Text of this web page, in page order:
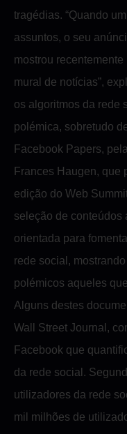
tragédias. “Quando
assuntos, o seu
mostrou
mural de notícias”,
os algoritmos da rede
polémica, sobretudo
Facebook Papers,
Frances Haugen, que
edição do Web
seleção de conteúdos
orientada para
rede social,
polémicos aqueles
Alguns destes
Wall Street Journal,
Facebook que
da rede social.
utilizadores da rede
mil milhões de